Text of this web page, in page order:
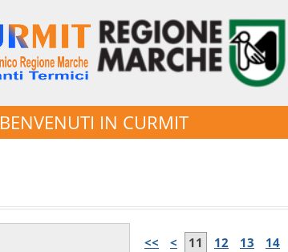
BENVENUTI IN CURMIT
<< < 11 12 13
14